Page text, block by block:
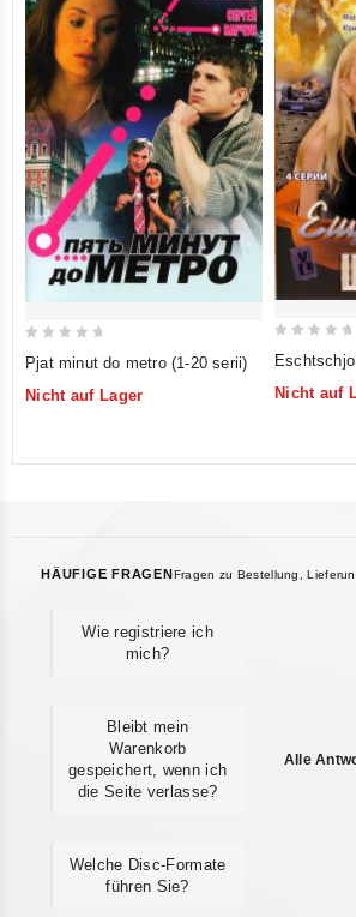
out
of
Pjat minut do metro (1-20 serii)
Nicht auf Lager
of
Nicht auf
HÄUFIGE FRAGENFragen zu Bestellung,
Wie registriere ich
mich?
Bleibt mein
Warenkorb
gespeichert, wenn ich
die Seite verlasse?
Welche Disc-Formate
führen Sie?
Alle